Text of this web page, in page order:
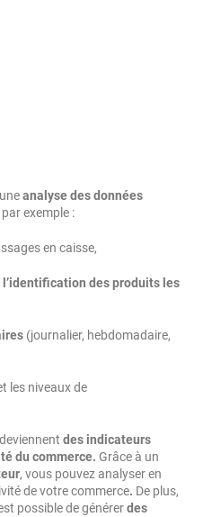
analyse des données
exemple :
en caisse,
l’identification des produits les
(journalier, hebdomadaire,
les niveaux de
des indicateurs
du commerce. Grâce à un
, vous pouvez analyser en
de votre commerce. De plus,
possible de générerdes